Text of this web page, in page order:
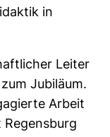
in
Leiter
Jubiläum.
Arbeit